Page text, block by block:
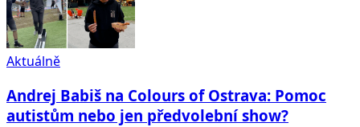
Aktuálně
Andrej Babiš na Colours of Ostrava: Pomoc
autistům nebo jen předvolební show?